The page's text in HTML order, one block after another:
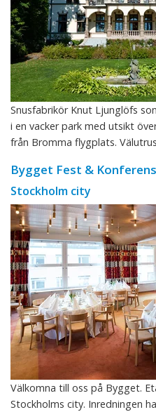
Snusfabrikör Knut Ljunglöfs
i en vacker park med utsikt
från Bromma flygplats.
Bygget Fest &
Stockholm city
Välkomna till oss på Bygget.
Stockholms city. Inredningen